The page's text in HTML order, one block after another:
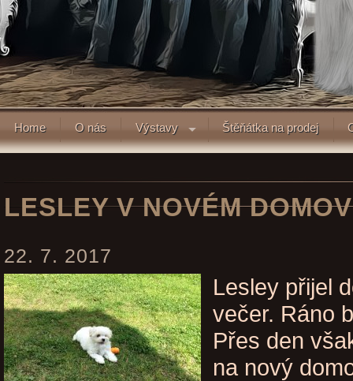
Home O nás Výstavy Štěňátka na prodej
LESLEY V NOVÉM
22. 7. 2017
Lesley přijel
večer. Ráno
Přes den
na nový